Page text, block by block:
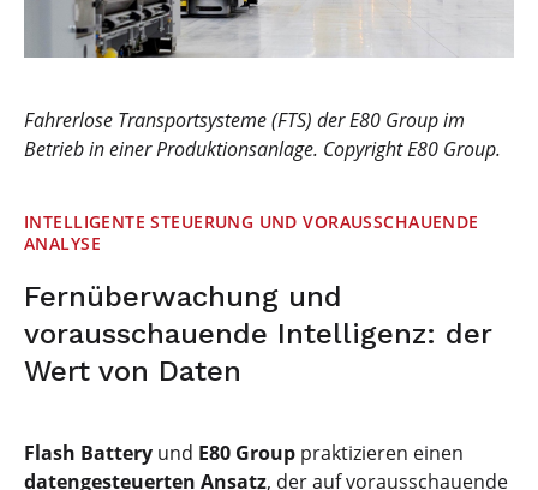
Fahrerlose Transportsysteme (FTS) der E80 Group im
Betrieb in einer Produktionsanlage. Copyright E80 Group.
INTELLIGENTE STEUERUNG UND VORAUSSCHAUENDE
ANALYSE
Fernüberwachung und
vorausschauende Intelligenz: der
Wert von Daten
Flash Battery und E80 Group praktizieren einen
datengesteuerten Ansatz, der auf vorausschauende